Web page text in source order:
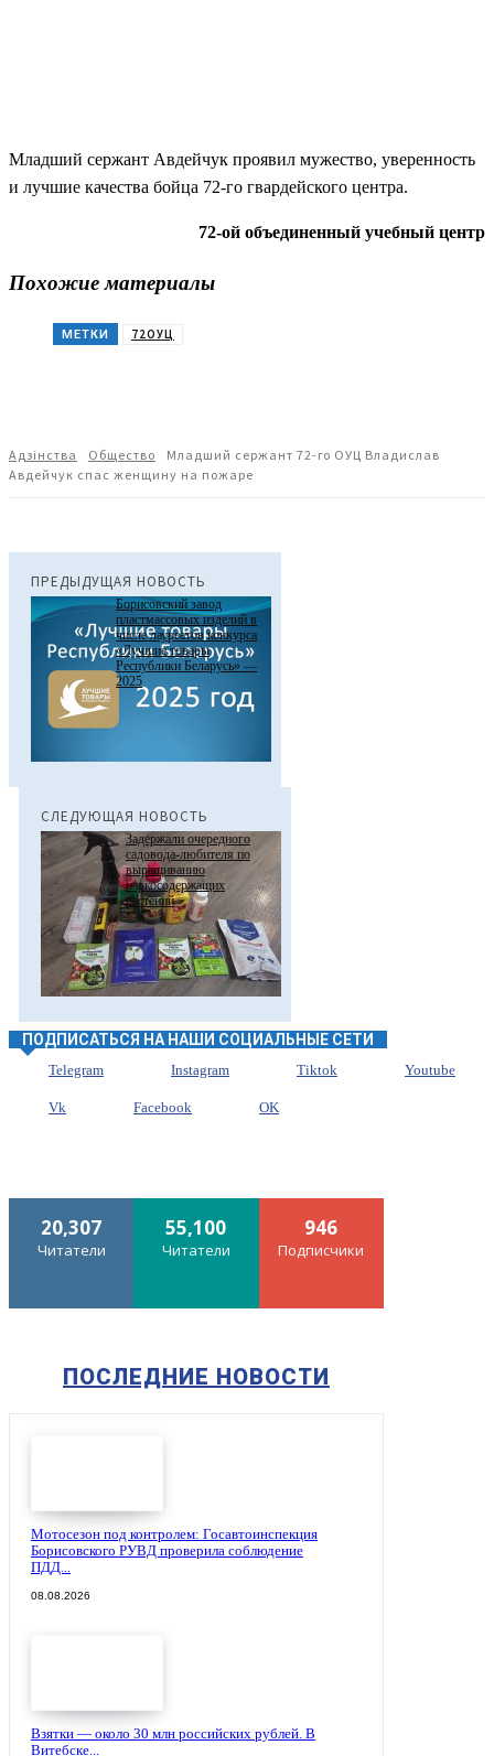
Младший сержант Авдейчук проявил мужество, уверенность
и лучшие качества бойца 72-го гвардейского центра.
72-ой объединенный учебный центр
Похожие материалы
МЕТКИ 72ОУЦ
Адзiнства Общество
Младший сержант 72-го ОУЦ Владислав
Авдейчук спас женщину на пожаре
ПРЕДЫДУЩАЯ НОВОСТЬ
Борисовский завод
пластмассовых изделий в
числе лауреатов конкурса
«Лучшие товары
Республики Беларусь» —
2025
СЛЕДУЮЩАЯ НОВОСТЬ
Задержали очередного
садовода-любителя по
выращиванию
наркосодержащих
растений
ПОДПИСАТЬСЯ НА НАШИ СОЦИАЛЬНЫЕ СЕТИ
Telegram Instagram Tiktok Youtube
Vk Facebook OK
20,307
Читатели
55,100
Читатели
946
Подписчики
ПОСЛЕДНИЕ НОВОСТИ
Мотосезон под контролем: Госавтоинспекция
Борисовского РУВД проверила соблюдение
ПДД...
08.08.2026
Взятки — около 30 млн российских рублей. В
Витебске...